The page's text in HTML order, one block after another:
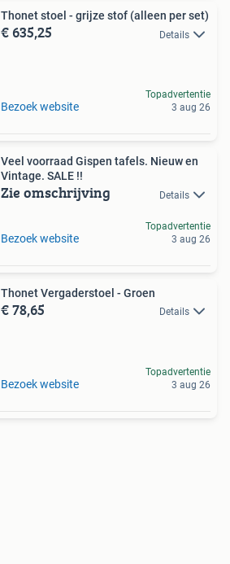
Thonet stoel - grijze stof (alleen per set)
€ 635,25 Details
Bezoek website
Topadvertentie
3 aug 26
Veel voorraad Gispen tafels. Nieuw en
Vintage. SALE !!
Zie omschrijving Details
Bezoek website
Topadvertentie
3 aug 26
Thonet Vergaderstoel - Groen
€ 78,65 Details
Bezoek website
Topadvertentie
3 aug 26